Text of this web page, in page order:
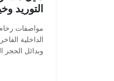
التوريد
الداخلية
وبدائل الحجر